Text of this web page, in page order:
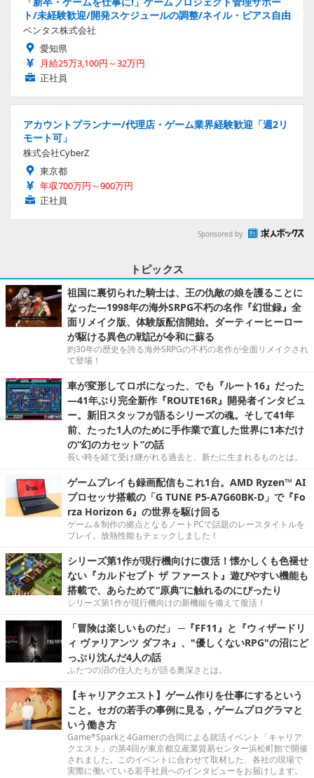
ト/未経験歓迎/開発スケジュールの調整/ネイル・ピアス自由
ベンタス株式会社
愛知県
月給25万3,100円～32万円
正社員
アカウントプランナー/代理店・ゲーム業界経験歓迎「週2リ
モート可」
株式会社CyberZ
東京都
年収700万円～900万円
正社員
Sponsored by
トピックス
祖国に裏切られた騎士は、王の仇敵の娘を護ることに
なった―1998年の海外SRPG不朽の名作『幻世録』全
面リメイク版、体験版配信開始。ダーティーヒーロー
が駆ける異色の戦記が令和に蘇る
約30年の歴史を誇る海外SRPGの不朽の名作が全面リメイクされ
て登場！
車が変形してロボになった、でも『ルート16』だった
―41年ぶり完全新作『ROUTE16R』開発者インタビュ
ー。新旧スタッフが語るシリーズの魂。そして41年
前、たった1人のために手作業で直した世界に1本だけ
の“幻のカセット”の話
長い時を経て受け継がれる過去と、新たに生まれるものとは。
ゲームプレイも録画配信もこれ1台。AMD Ryzen™ AI
プロセッサ搭載の「G TUNE P5-A7G60BK-D」で『Fo
rza Horizon 6』の世界を駆け回る
ゲーム＆制作の拠点となるノートPCで話題のレースタイトルを
プレイ。放熱性能もチェックしました！
シリーズ第1作が現行機向けに復活！懐かしくも色褪せ
ない『カルドセプト ザ ファースト』遊びやすい機能も
搭載で、あらためて“原典”に触れるのにぴったり
シリーズ第1作が現行機向けの新機能を備えて復活！
「冒険は楽しいものだ」 ─『FF11』と『ウィザードリ
ィ ヴァリアンツ ダフネ』、"優しくないRPG"の沼にど
っぷり沈んだ4人の話
ふたつの沼の住人たちが語る奥深さとは。
【キャリアクエスト】ゲーム作りを仕事にするという
こと。セガの若手の事例に見る，ゲームプログラマと
いう働き方
Game*Sparkと4Gamerの合同による就活イベント「キャリア
クエスト」の第4回が東京都立産業貿易センター浜松町館で開催
されました。このイベントに合わせて取材した、各社の現場で
実際に働いている若手社員へのインタビューをお届けします。